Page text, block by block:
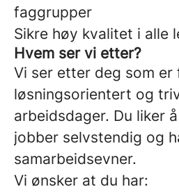
faggrupper
Sikre høy kvalitet i alle
Hvem ser vi etter?
Vi ser etter deg som er
løsningsorientert og
arbeidsdager. Du liker
jobber selvstendig og
samarbeidsevner.
Vi ønsker at du har: